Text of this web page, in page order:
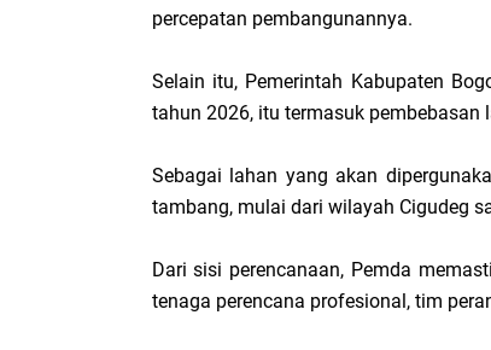
percepatan pembangunannya.
Selain itu, Pemerintah Kabupaten
tahun 2026, itu termasuk pembebasan
Sebagai lahan yang akan
tambang, mulai dari wilayah Cigudeg
Dari sisi perencanaan, Pemda
tenaga perencana profesional, tim